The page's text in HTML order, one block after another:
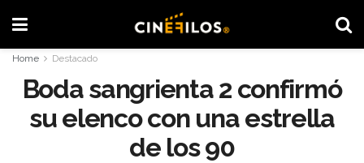
Home Destacado
Boda sangrienta 2 confirmó
su elenco con una estrella
de los 90